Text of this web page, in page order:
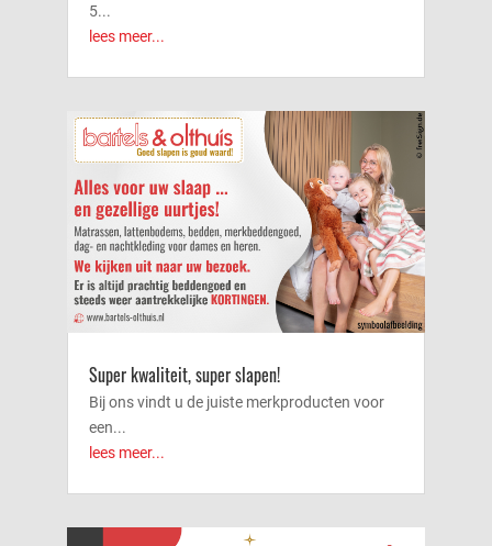
5...
lees meer...
Super kwaliteit, super slapen!
Bij ons vindt u de juiste merkproducten voor
een...
lees meer...